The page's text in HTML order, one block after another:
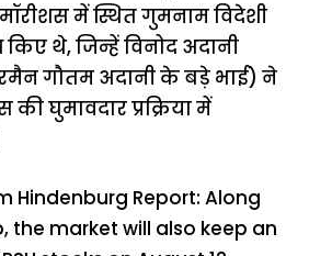
में स्थित गुमनाम विदेशी
थे, जिन्हें विनोद अदानी
गौतम अदानी के बड़े भाई) ने
घुमावदार प्रक्रिया में